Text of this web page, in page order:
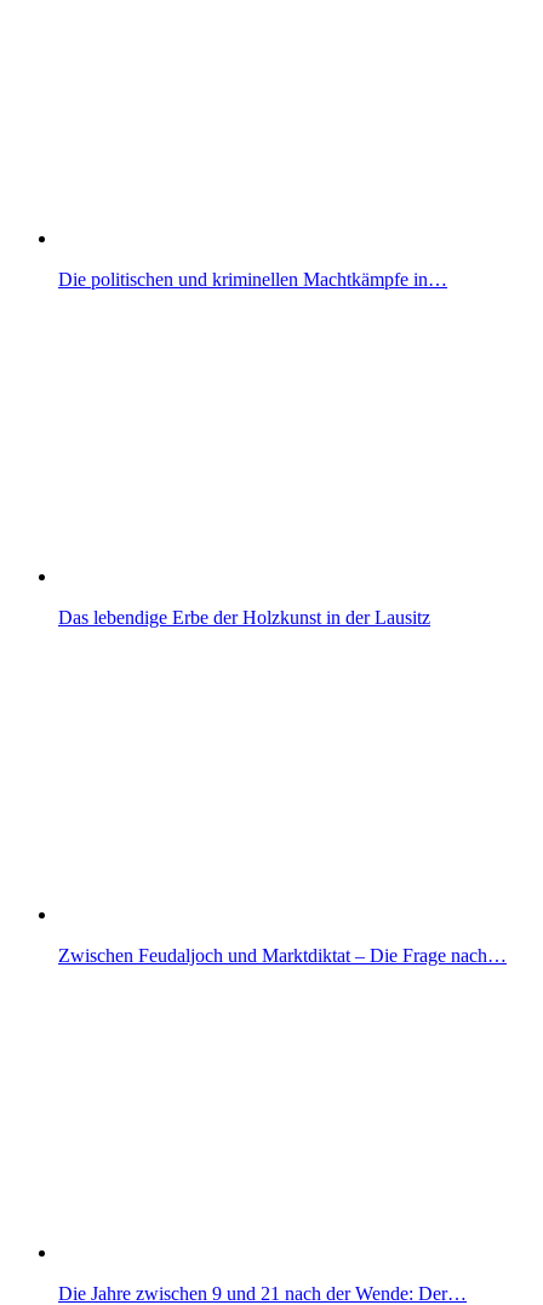
Die politischen und kriminellen Machtkämpfe in…
Das lebendige Erbe der Holzkunst in der Lausitz
Zwischen Feudaljoch und Marktdiktat – Die Frage nach…
Die Jahre zwischen 9 und 21 nach der Wende: Der…